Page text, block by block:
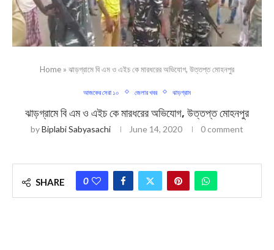
Home » ঝাড়গ্রামে বি এম ও এইচ কে মারধরের অভিযোগ, উত্তপ্ত মোহনপুর
আজকের সেরা ১০ জেলার খবর ঝাড়গ্রাম
ঝাড়গ্রামে বি এম ও এইচ কে মারধরের অভিযোগ, উত্তপ্ত মোহনপুর
byBiplabi Sabyasachi June 14, 2020 0 comment
SHARE 0